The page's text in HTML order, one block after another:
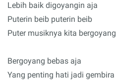
Lebih baik digoyangin aja
Puterin beib puterin beib
Puter musiknya kita bergoyang
Bergoyang bebas aja
Yang penting hati jadi gembira